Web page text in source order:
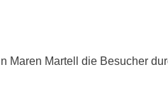
Maren Martell die Besucher